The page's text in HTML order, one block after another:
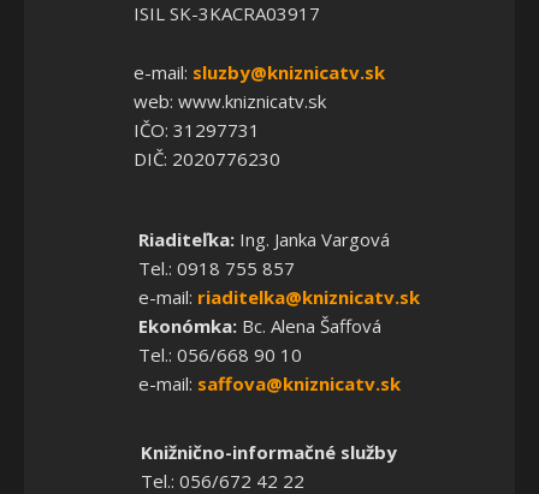
ISIL SK-3KACRA03917
e-mail: sluzby@kniznicatv.sk
web: www.kniznicatv.sk
IČO: 31297731
DIČ: 2020776230
Riaditeľka:Ing. Janka Vargová
Tel.: 0918 755 857
e-mail: riaditelka@kniznicatv.sk
Ekonómka:Bc. Alena Šaffová
Tel.: 056/668 90 10
e-mail: saffova@kniznicatv.sk
Knižnično-informačné služby
Tel.: 056/672 42 22